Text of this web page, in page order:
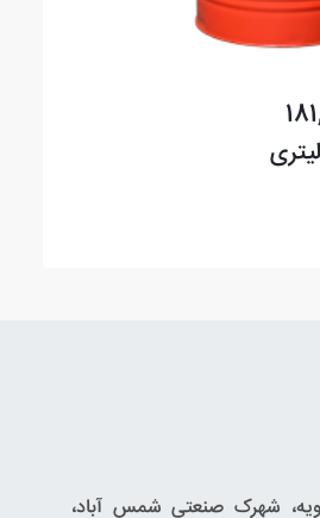
شهرک صنعتی شمس آباد،